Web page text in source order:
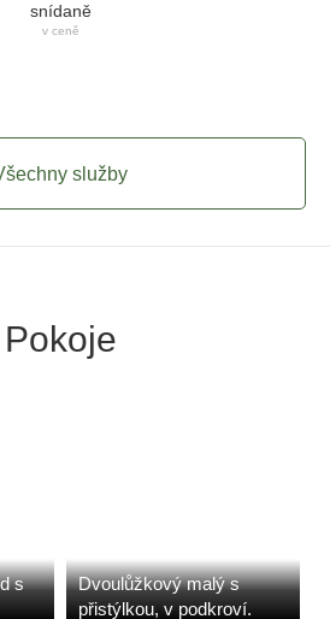
snídaně
v ceně
služby
Pokoje
s
Dvoulůžkový malý s
přistýlkou, v podkroví.